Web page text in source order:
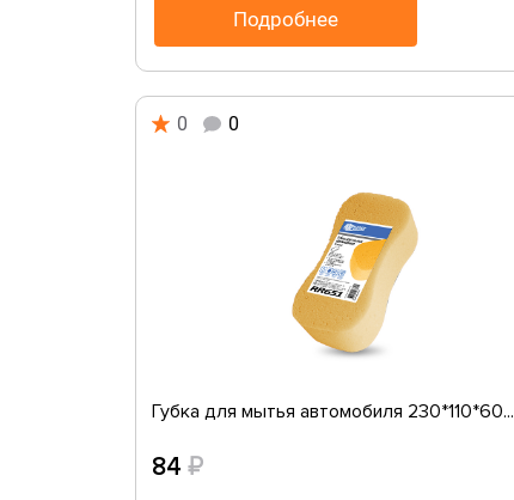
Подробнее
0 0
Губка для мытья автомобиля 230*110*60...
84 ₽